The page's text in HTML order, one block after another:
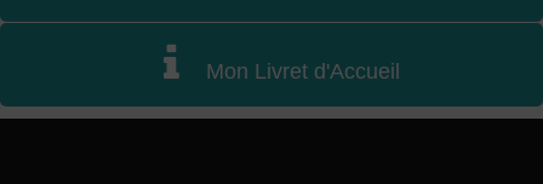
Mon Livret d'Accueil